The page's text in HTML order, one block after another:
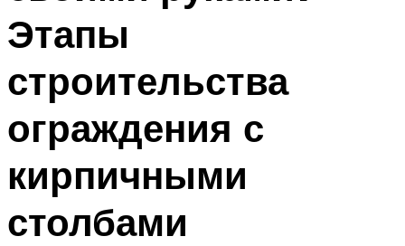
Этапы
строительства
ограждения с
кирпичными
столбами